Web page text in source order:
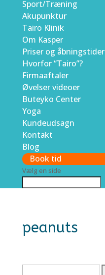
Sport/Træning
Akupunktur
Tairo Klinik
Om Kasper
Priser og åbningstider
Hvorfor “Tairo”?
Firmaaftaler
Øvelser videoer
Buteyko Center
Yoga
Kundeudsagn
Kontakt
Blog
Book tid
Vælg en side
peanuts